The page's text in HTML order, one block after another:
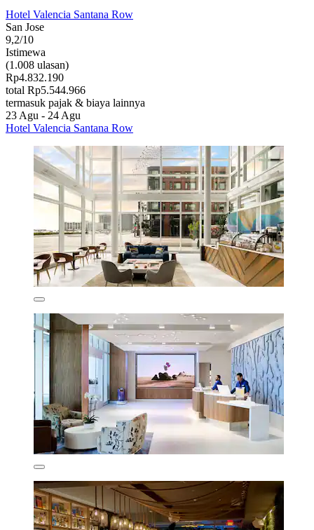
Hotel Valencia Santana Row
San Jose
9,2/10
Istimewa
(1.008 ulasan)
Rp4.832.190
total Rp5.544.966
termasuk pajak & biaya lainnya
23 Agu - 24 Agu
Hotel Valencia Santana Row